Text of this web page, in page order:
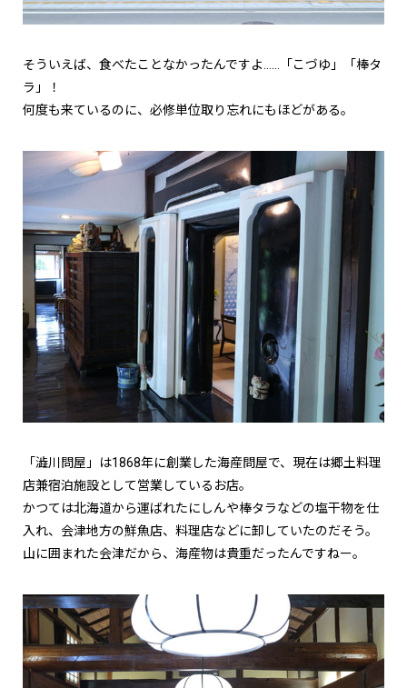
そういえば、食べたことなかったんですよ……「こづゆ」「棒タ
ラ」！
何度も来ているのに、必修単位取り忘れにもほどがある。
「澁川問屋」は1868年に創業した海産問屋で、現在は郷土料理
店兼宿泊施設として営業しているお店。
かつては北海道から運ばれたにしんや棒タラなどの塩干物を仕
入れ、会津地方の鮮魚店、料理店などに卸していたのだそう。
山に囲まれた会津だから、海産物は貴重だったんですねー。